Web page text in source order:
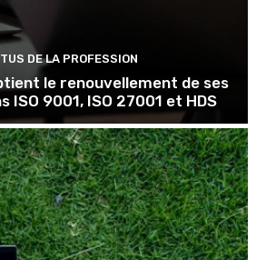
DE LA PROFESSION
le renouvellement de ses
9001, ISO 27001 et HDS